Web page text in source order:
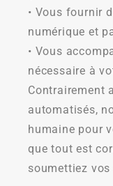
• Vous fournir
numérique et
• Vous
nécessaire à
Contrairement
automatisés,
humaine pour
que tout est
soumettiez